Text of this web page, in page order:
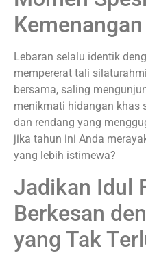
Kemenangan
Lebaran selalu identik
mempererat tali
bersama, saling
menikmati hidangan khas
dan rendang yang
jika tahun ini Anda
yang lebih istimewa?
Jadikan Idul
Berkesan
yang Tak